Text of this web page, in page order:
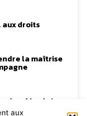
aux
aux droits
la maîtrise
AI qui n’a